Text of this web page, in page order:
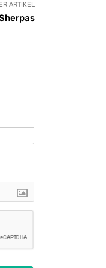
ARTIKEL